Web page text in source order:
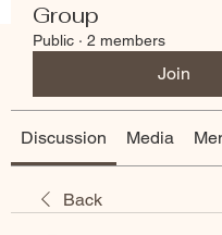
Group
Public · 2 members
Join
Discussion Media
Back